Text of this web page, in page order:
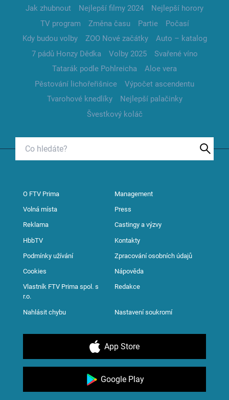
Jak zhubnout Nejlepší filmy 2024
Nejlepší horory
TV program
Změna času Partie
Počasí
Kdy budou volby
ZOO Nové začátky
Auto – katalog
7 pádů Honzy Dědka
Volby 2025
Svařené víno
Tatarák podle Pohlreicha
Aloe vera
Pěstování lichořeřišnice
Výpočet ascendentu
Tvarohové knedlíky
Nejlepší palačinky
Švestkový koláč
O FTV Prima Management
Volná místa Press
Reklama Castingy a výzvy
HbbTV Kontakty
Podmínky užívání Zpracování osobních údajů
Cookies Nápověda
Vlastník FTV Prima spol. s
r.o.
Redakce
Nahlásit chybu Nastavení soukromí
App Store
Google Play